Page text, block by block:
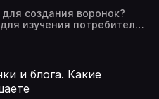
v_kobilinskaya
создания воронок?
изучения потребителей
ВК:
и блога. Какие